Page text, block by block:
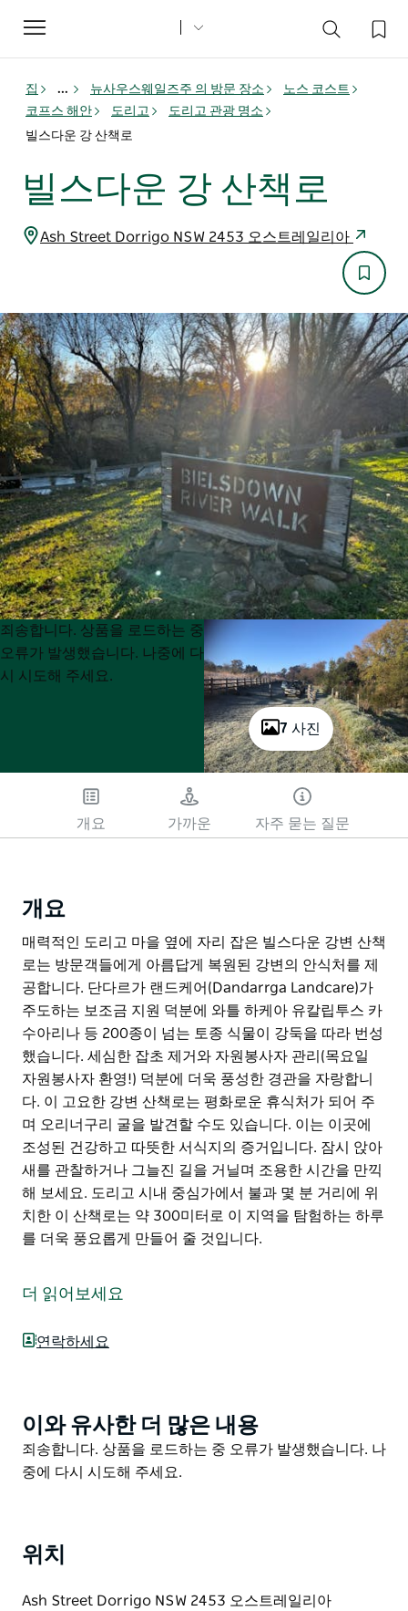
Toggle
navigation
집 ... 뉴사우스웨일즈주 의 방문 장소
노스 코스트
코프스 해안
도리고
도리고 관광 명소
빌스다운 강 산책로
빌스다운 강 산책로
Ash Street Dorrigo NSW 2453 오스트레일리아
7 사진
Product
List
Product
List
죄송합니다. 상품을 로드하는 중
오류가 발생했습니다. 나중에 다
시 시도해 주세요.
개요 가까운 자주 묻는 질문
개요
매력적인 도리고 마을 옆에 자리 잡은 빌스다운 강변 산책
로는 방문객들에게 아름답게 복원된 강변의 안식처를 제
공합니다. 단다르가 랜드케어(Dandarrga Landcare)가
주도하는 보조금 지원 덕분에 와틀 하케아 유칼립투스 카
수아리나 등 200종이 넘는 토종 식물이 강둑을 따라 번성
했습니다. 세심한 잡초 제거와 자원봉사자 관리(목요일
자원봉사자 환영!) 덕분에 더욱 풍성한 경관을 자랑합니
다. 이 고요한 강변 산책로는 평화로운 휴식처가 되어 주
며 오리너구리 굴을 발견할 수도 있습니다. 이는 이곳에
조성된 건강하고 따뜻한 서식지의 증거입니다. 잠시 앉아
새를 관찰하거나 그늘진 길을 거닐며 조용한 시간을 만끽
해 보세요. 도리고 시내 중심가에서 불과 몇 분 거리에 위
치한 이 산책로는 약 300미터로 이 지역을 탐험하는 하루
를 더욱 풍요롭게 만들어 줄 것입니다.
로는 방문객들에게 아름답게 복원된 강변의 안식처를 제
주도하는 보조금 지원 덕분에 와틀 하케아 유칼립투스 카
수아리나 등 200종이 넘는 토종 식물이 강둑을 따라 번성
다.
이 고요한 강변 산책로는 평화로운 휴식처가 되어 주며 오
리너구리 굴을 발견할 수도 있습니다. 이는 이곳에 조성된
요.
책로는 약 300미터로 이 지역을 탐험하는 하루를 더욱 풍
더 읽어보세요
연락하세요
Product
List
이와 유사한 더 많은 내용
Product
List
죄송합니다. 상품을 로드하는 중 오류가 발생했습니다. 나
중에 다시 시도해 주세요.
위치
Ash Street Dorrigo NSW 2453 오스트레일리아